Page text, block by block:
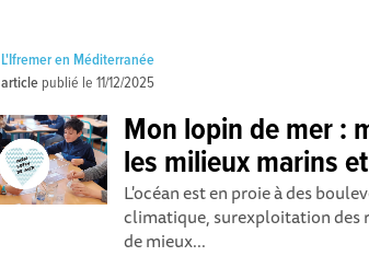
L'Ifremer en Méditerranée
article publié le11/12/2025
Mon lopin de mer :
les milieux marins
L'océan est en proie à des
climatique, surexploitation des
de mieux...